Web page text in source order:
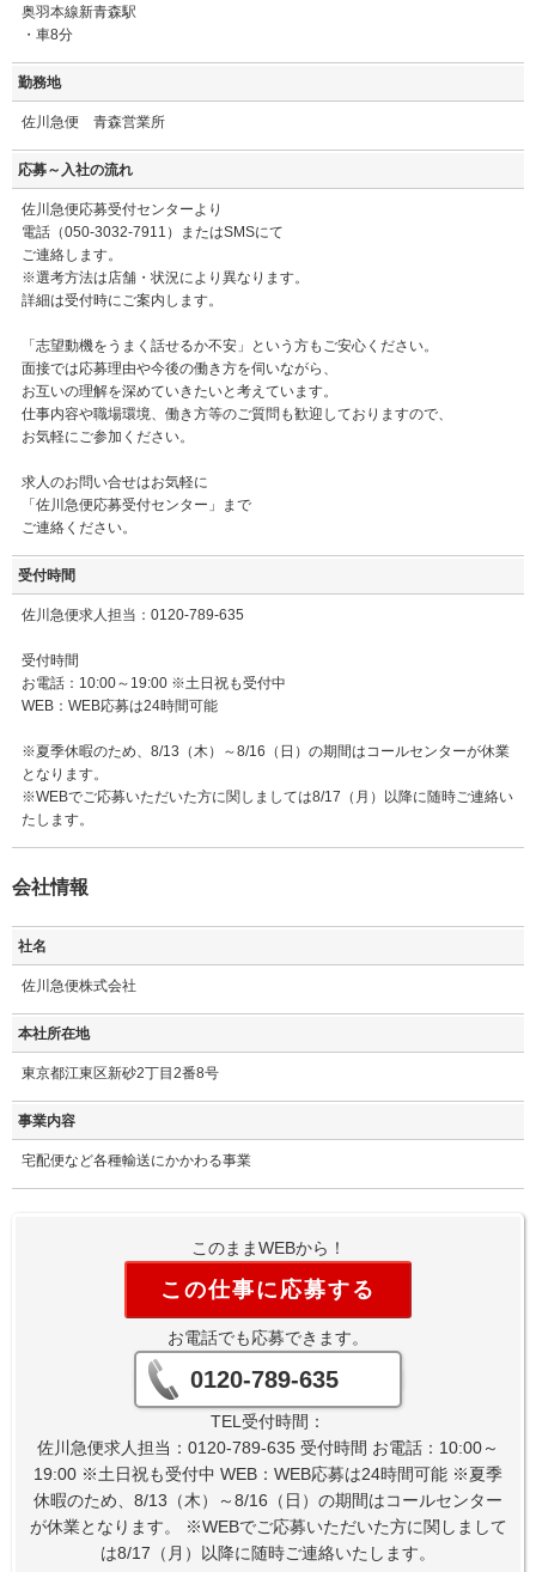
奥羽本線新青森駅
・車8分
勤務地
佐川急便 青森営業所
応募～入社の流れ
佐川急便応募受付センターより
電話（050-3032-7911）またはSMSにて
ご連絡します。
※選考方法は店舗・状況により異なります。
詳細は受付時にご案内します。
「志望動機をうまく話せるか不安」という方もご安心ください。
面接では応募理由や今後の働き方を伺いながら、
お互いの理解を深めていきたいと考えています。
仕事内容や職場環境、働き方等のご質問も歓迎しておりますので、
お気軽にご参加ください。
求人のお問い合せはお気軽に
「佐川急便応募受付センター」まで
ご連絡ください。
受付時間
佐川急便求人担当：0120-789-635
受付時間
お電話：10:00～19:00 ※土日祝も受付中
WEB：WEB応募は24時間可能
※夏季休暇のため、8/13（木）～8/16（日）の期間はコールセンターが休業
となります。
※WEBでご応募いただいた方に関しましては8/17（月）以降に随時ご連絡い
たします。
会社情報
社名
佐川急便株式会社
本社所在地
東京都江東区新砂2丁目2番8号
事業内容
宅配便など各種輸送にかかわる事業
このままWEBから！
この仕事に応募する
お電話でも応募できます。
0120-789-635
TEL受付時間：
佐川急便求人担当：0120-789-635 受付時間 お電話：10:00～
19:00 ※土日祝も受付中 WEB：WEB応募は24時間可能 ※夏季
休暇のため、8/13（木）～8/16（日）の期間はコールセンター
が休業となります。 ※WEBでご応募いただいた方に関しまして
は8/17（月）以降に随時ご連絡いたします。